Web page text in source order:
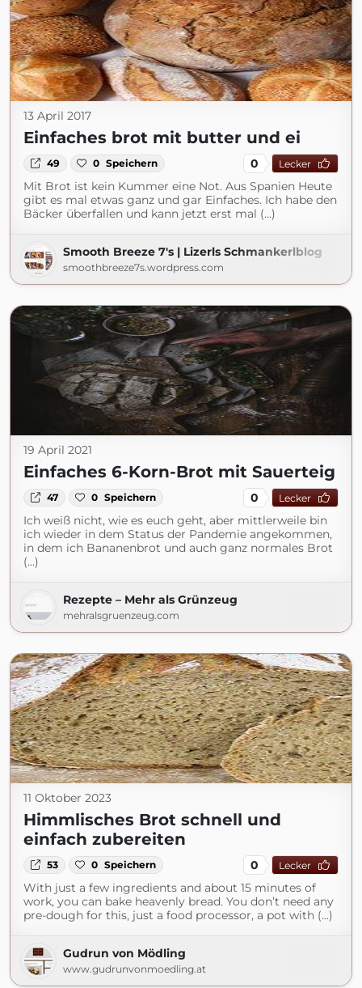
13 April 2017
Einfaches brot mit butter und ei
49 0 Speichern 0 Lecker
Mit Brot ist kein Kummer eine Not. Aus Spanien Heute
gibt es mal etwas ganz und gar Einfaches. Ich habe den
Bäcker überfallen und kann jetzt erst mal (...)
Smooth Breeze 7's | Lizerls Schmankerlblog
smoothbreeze7s.wordpress.com
19 April 2021
Einfaches 6-Korn-Brot mit Sauerteig
47 0 Speichern 0 Lecker
Ich weiß nicht, wie es euch geht, aber mittlerweile bin
ich wieder in dem Status der Pandemie angekommen,
in dem ich Bananenbrot und auch ganz normales Brot
(...)
Rezepte – Mehr als Grünzeug
mehralsgruenzeug.com
11 Oktober 2023
Himmlisches Brot schnell und
einfach zubereiten
53 0 Speichern 0 Lecker
With just a few ingredients and about 15 minutes of
work, you can bake heavenly bread. You don’t need any
pre-dough for this, just a food processor, a pot with (...)
Gudrun von Mödling
www.gudrunvonmoedling.at